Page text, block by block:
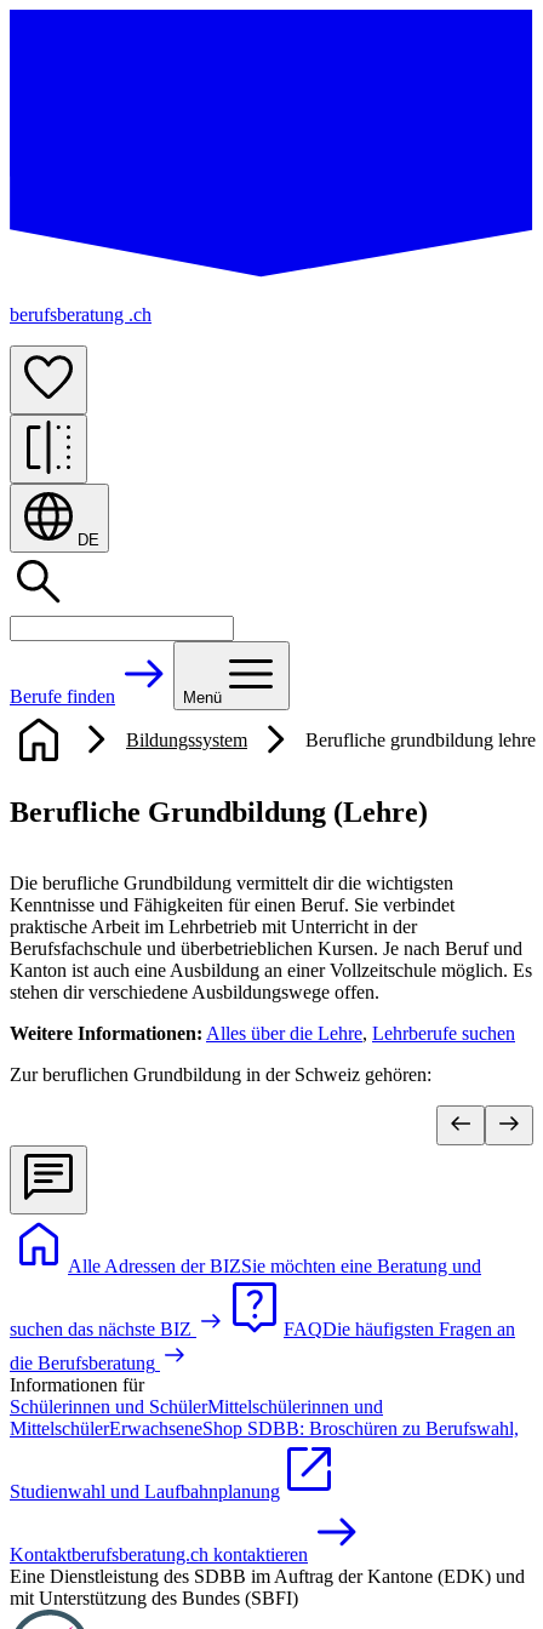
berufsberatung .ch
DE
Berufe finden Menü
Bildungssystem Berufliche grundbildung lehre
Berufliche Grundbildung (Lehre)
Die berufliche Grundbildung vermittelt dir die wichtigsten
Kenntnisse und Fähigkeiten für einen Beruf. Sie verbindet
praktische Arbeit im Lehrbetrieb mit Unterricht in der
Berufsfachschule und überbetrieblichen Kursen. Je nach Beruf und
Kanton ist auch eine Ausbildung an einer Vollzeitschule möglich. Es
stehen dir verschiedene Ausbildungswege offen.
Weitere Informationen: Alles über die Lehre, Lehrberufe suchen
Zur beruflichen Grundbildung in der Schweiz gehören:
Alle Adressen der BIZSie möchten eine Beratung und
suchen das nächste BIZ FAQDie häufigsten Fragen an
die Berufsberatung
Informationen für
Schülerinnen und SchülerMittelschülerinnen und
MittelschülerErwachseneShop SDBB: Broschüren zu Berufswahl,
Studienwahl und Laufbahnplanung
Kontaktberufsberatung.ch kontaktieren
Eine Dienstleistung des SDBB im Auftrag der Kantone (EDK) und
mit Unterstützung des Bundes (SBFI)